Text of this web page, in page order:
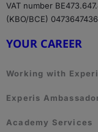
VAT number
(KBO/BCE) 0473647436
YOUR CAREER
Working with
Experis
Academy Services